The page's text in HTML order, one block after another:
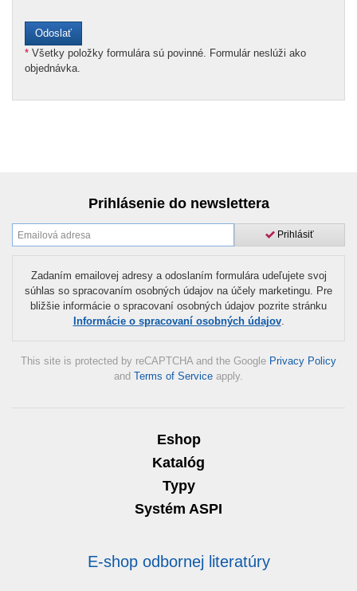
* Všetky položky formulára sú povinné. Formulár neslúži ako
objednávka.
Prihlásenie do newslettera
Prihlásiť
Zadaním emailovej adresy a odoslaním formulára udeľujete svoj
súhlas so spracovaním osobných údajov na účely marketingu. Pre
bližšie informácie o spracovaní osobných údajov pozrite stránku
Informácie o spracovaní osobných údajov.
This site is protected by reCAPTCHA and the Google Privacy Policy
and Terms of Service apply.
Eshop
Katalóg
Typy
Systém ASPI
E-shop odbornej literatúry